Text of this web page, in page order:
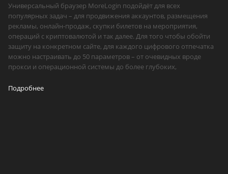
Универсальный браузер MoreLogin подойдёт для всех
популярных задач – для продвижения аккаунтов, размещения
рекламы, онлайн-продаж, скупки билетов на мероприятия,
операций с криптовалютой и так далее. Для того чтобы обойти
защиту на конкретном сайте, для каждого цифрового отпечатка
можно настраивать до 50 параметров – от очевидных вроде
прокси и операционной системы до более глубоких,
Подробнее